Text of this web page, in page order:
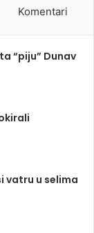
Komentari
“piju” Dunav
vatru u selima